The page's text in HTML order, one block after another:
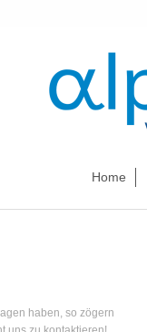
Home
haben, so zögern